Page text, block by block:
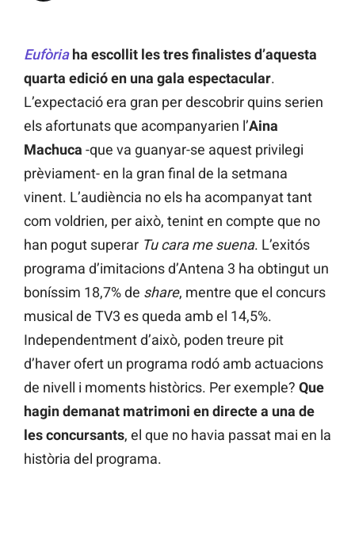
Eufòria ha escollit les tres finalistes d’aquesta
quarta edició en una gala espectacular.
L’expectació era gran per descobrir quins serien
els afortunats que acompanyarien l’Aina
Machuca -que va guanyar-se aquest privilegi
prèviament- en la gran final de la setmana
vinent. L’audiència no els ha acompanyat tant
com voldrien, per això, tenint en compte que no
han pogut superar Tu cara me suena. L’exitós
programa d’imitacions d’Antena 3 ha obtingut un
boníssim 18,7% de share, mentre que el concurs
musical de TV3 es queda amb el 14,5%.
Independentment d’això, poden treure pit
d’haver ofert un programa rodó amb actuacions
de nivell i moments històrics. Per exemple? Que
hagin demanat matrimoni en directe a una de
les concursants, el que no havia passat mai en la
història del programa.